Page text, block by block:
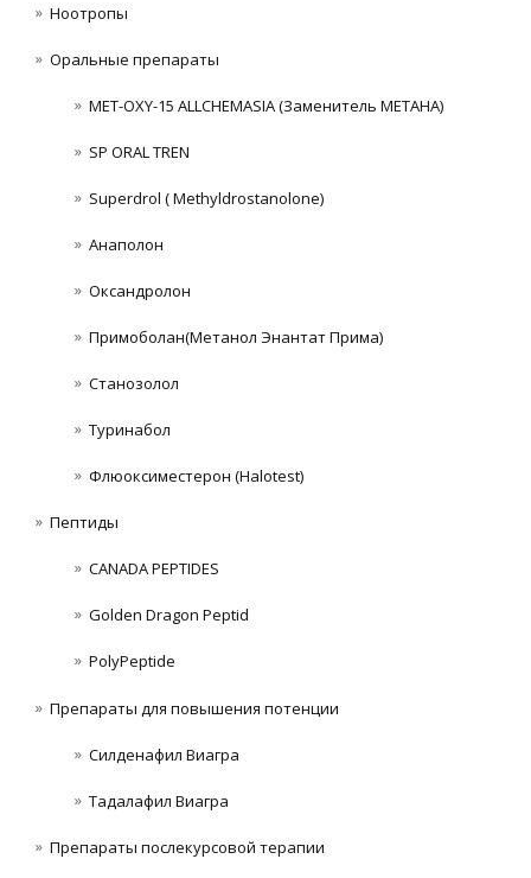
Ноотропы
Оральные препараты
MET-OXY-15 ALLCHEMASIA (Заменитель МЕТАНА)
SP ORAL TREN
Superdrol ( Methyldrostanolone)
Анаполон
Оксандролон
Примоболан(Метанол Энантат Прима)
Станoзолол
Туринабол
Флюоксиместерон (Halotest)
Пептиды
CANADA PEPTIDES
Golden Dragon Peptid
PolyPeptide
Препараты для повышения потенции
Силденафил Виагра
Тадалафил Виагра
Препараты послекурсовой терапии